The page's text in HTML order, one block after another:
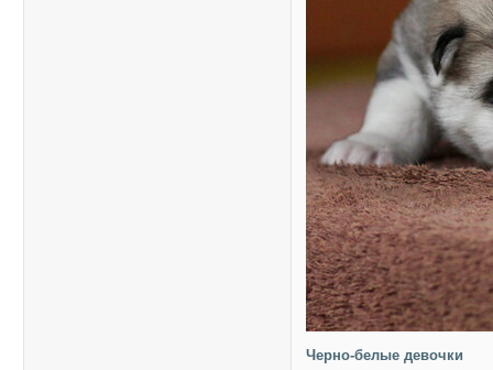
Черно-белые девочки